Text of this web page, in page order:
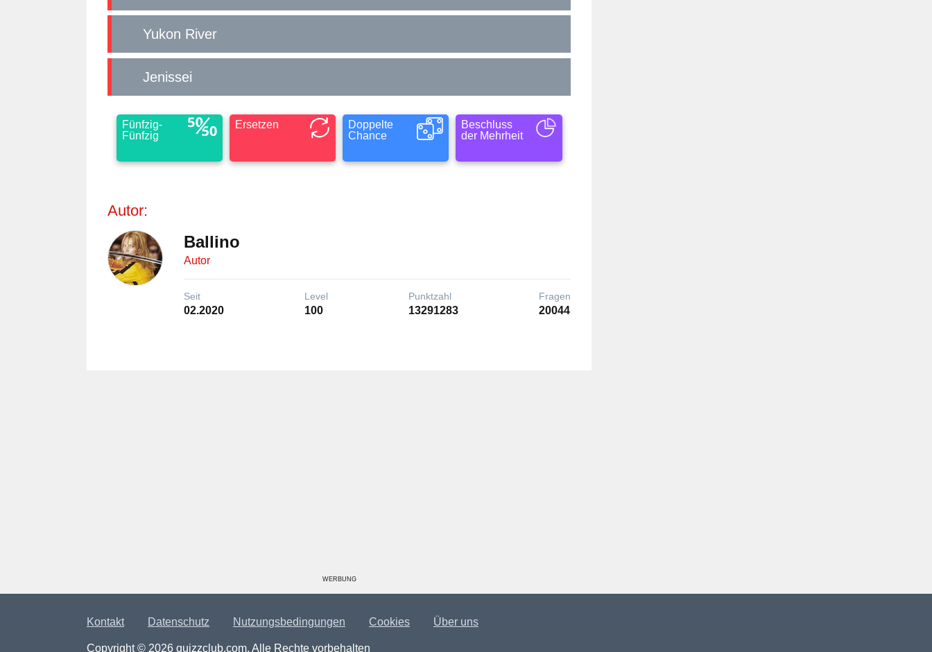
Yukon River
Jenissei
Fünfzig-
Fünfzig
Ersetzen
Doppelte
Chance
Beschluss
der Mehrheit
Autor:
Ballino
Autor
Seit
02.2020
Level
100
Punktzahl
13291283
Fragen
20044
WERBUNG
Kontakt Datenschutz Nutzungsbedingungen Cookies Über uns
Copyright © 2026 quizzclub.com. Alle Rechte vorbehalten